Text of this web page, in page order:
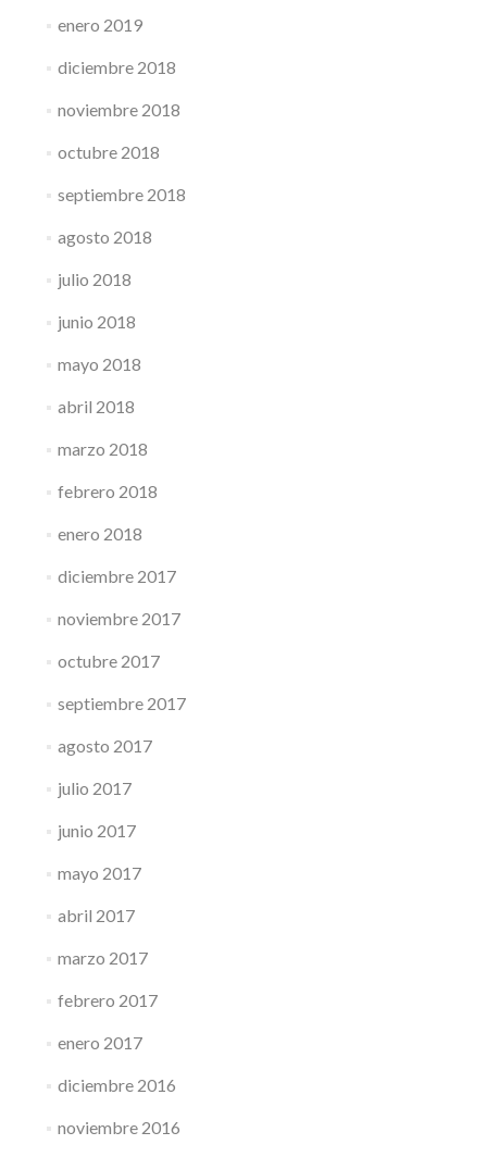
enero 2019
diciembre 2018
noviembre 2018
octubre 2018
septiembre 2018
agosto 2018
julio 2018
junio 2018
mayo 2018
abril 2018
marzo 2018
febrero 2018
enero 2018
diciembre 2017
noviembre 2017
octubre 2017
septiembre 2017
agosto 2017
julio 2017
junio 2017
mayo 2017
abril 2017
marzo 2017
febrero 2017
enero 2017
diciembre 2016
noviembre 2016